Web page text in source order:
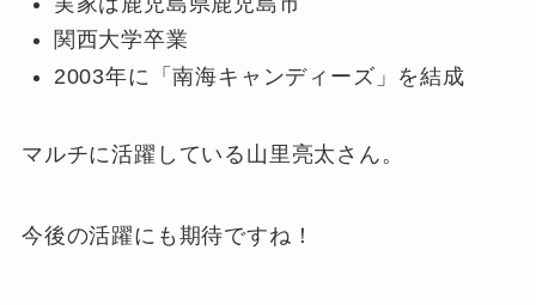
関西大学卒業
2003年に「南海キャンディーズ」を結成
マルチに活躍している山里亮太さん。
今後の活躍にも期待ですね！